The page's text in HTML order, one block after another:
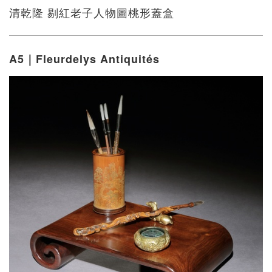
清乾隆 剔紅老子人物圖桃形蓋盒
A5｜Fleurdelys Antiquités